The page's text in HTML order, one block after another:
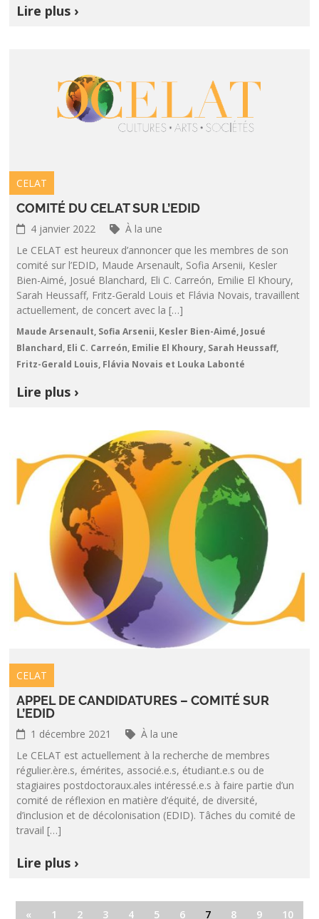
Lire plus ›
CELAT
COMITÉ DU CELAT SUR L’EDID
4 janvier 2022
À la une
Le CELAT est heureux d’annoncer que les membres de son
comité sur l’EDID, Maude Arsenault, Sofia Arsenii, Kesler
Bien-Aimé, Josué Blanchard, Eli C. Carreón, Emilie El Khoury,
Sarah Heussaff, Fritz-Gerald Louis et Flávia Novais, travaillent
actuellement, de concert avec la […]
Maude Arsenault, Sofia Arsenii, Kesler Bien-Aimé, Josué
Blanchard, Eli C. Carreón, Emilie El Khoury, Sarah Heussaff,
Fritz-Gerald Louis, Flávia Novais et Louka Labonté
Lire plus ›
CELAT
APPEL DE CANDIDATURES – COMITÉ SUR
L’EDID
1 décembre 2021
À la une
Le CELAT est actuellement à la recherche de membres
régulier.ère.s, émérites, associé.e.s, étudiant.e.s ou de
stagiaires postdoctoraux.ales intéressé.e.s à faire partie d’un
comité de réflexion en matière d’équité, de diversité,
d’inclusion et de décolonisation (EDID). Tâches du comité de
travail […]
Lire plus ›
« 1 2 3 4 5 6 7 8 9 10